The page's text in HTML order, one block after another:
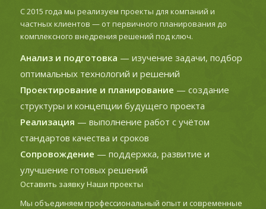
С 2015 года мы реализуем проекты для компаний и
частных клиентов — от первичного планирования до
комплексного внедрения решений под ключ.
Анализ и подготовка — изучение задачи, подбор
оптимальных технологий и решений
Проектирование и планирование — создание
структуры и концепции будущего проекта
Реализация — выполнение работ с учётом
стандартов качества и сроков
Сопровождение — поддержка, развитие и
улучшение готовых решений
Оставить заявкуНаши проекты
Мы объединяем профессиональный опыт и современные